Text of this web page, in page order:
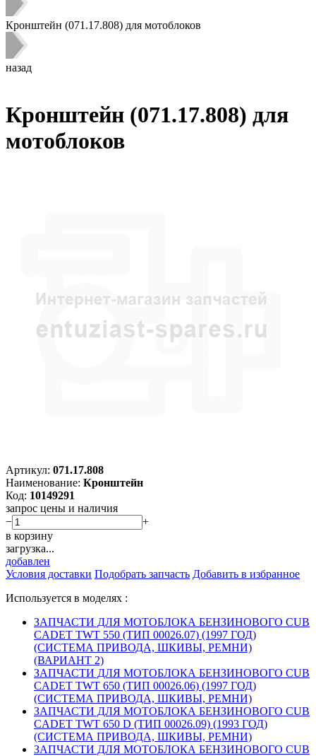
Кронштейн (071.17.808) для мотоблоков
назад
Кронштейн (071.17.808) для
мотоблоков
Артикул: 071.17.808
Наименование: Кронштейн
Код: 10149291
запрос цены и наличия
−
+
в корзину
загрузка...
добавлен
Условия доставки Подобрать запчасть Добавить в избранное
Используется в моделях :
ЗАПЧАСТИ ДЛЯ МОТОБЛОКА БЕНЗИНОВОГО CUB
CADET TWT 550 (ТИП 00026.07) (1997 ГОД)
(СИСТЕМА ПРИВОДА, ШКИВЫ, РЕМНИ)
(ВАРИАНТ 2)
ЗАПЧАСТИ ДЛЯ МОТОБЛОКА БЕНЗИНОВОГО CUB
CADET TWT 650 (ТИП 00026.06) (1997 ГОД)
(СИСТЕМА ПРИВОДА, ШКИВЫ, РЕМНИ)
ЗАПЧАСТИ ДЛЯ МОТОБЛОКА БЕНЗИНОВОГО CUB
CADET TWT 650 D (ТИП 00026.09) (1993 ГОД)
(СИСТЕМА ПРИВОДА, ШКИВЫ, РЕМНИ)
ЗАПЧАСТИ ДЛЯ МОТОБЛОКА БЕНЗИНОВОГО CUB